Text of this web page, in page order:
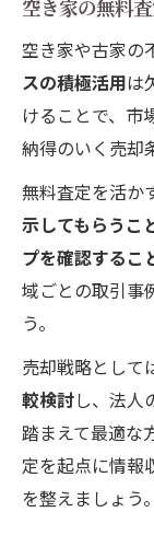
空き家の無料
空き家や古家の
スの積極活用は
けることで、市
納得のいく売却
無料査定を活か
示してもらうこ
プを確認するこ
域ごとの取引事
う。
売却戦略として
較検討し、法人
踏まえて最適な
定を起点に情報
を整えましょう。